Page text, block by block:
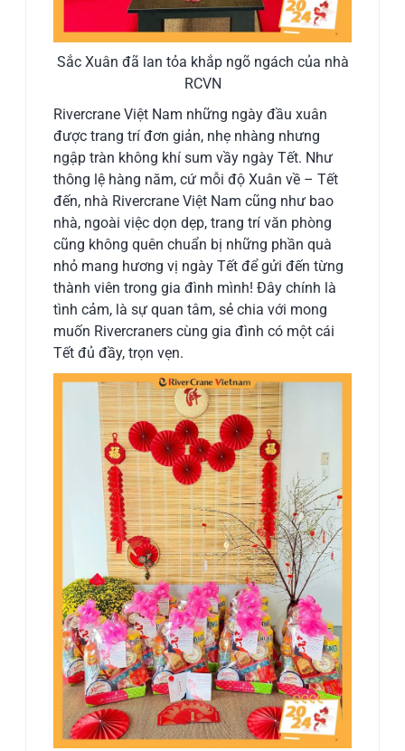
Sắc Xuân đã lan tỏa khắp ngõ ngách của nhà
RCVN
Rivercrane Việt Nam những ngày đầu xuân
được trang trí đơn giản, nhẹ nhàng nhưng
ngập tràn không khí sum vầy ngày Tết. Như
thông lệ hàng năm, cứ mỗi độ Xuân về – Tết
đến, nhà Rivercrane Việt Nam cũng như bao
nhà, ngoài việc dọn dẹp, trang trí văn phòng
cũng không quên chuẩn bị những phần quà
nhỏ mang hương vị ngày Tết để gửi đến từng
thành viên trong gia đình mình! Đây chính là
tình cảm, là sự quan tâm, sẻ chia với mong
muốn Rivercraners cùng gia đình có một cái
Tết đủ đầy, trọn vẹn.